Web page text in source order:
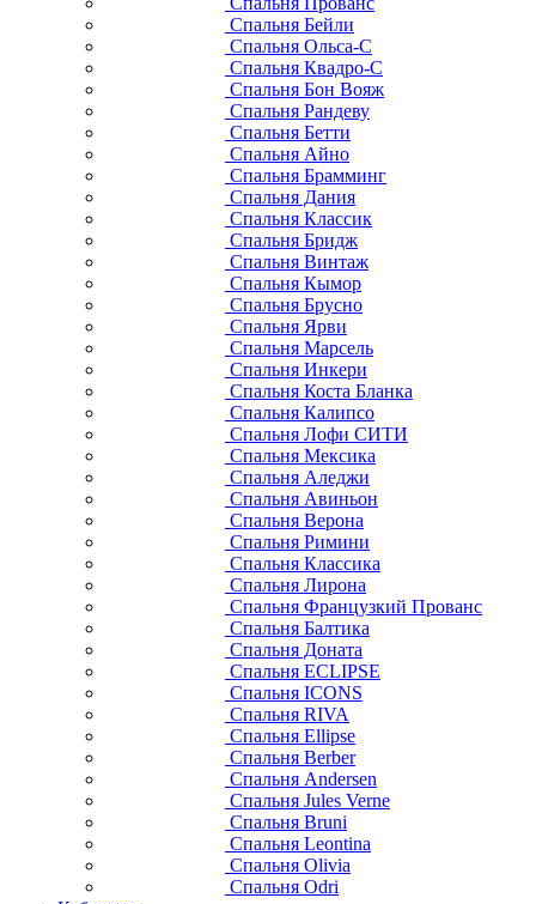
Спальня Бейли
Спальня Ольса-С
Спальня Квадро-С
Спальня Бон Вояж
Спальня Рандеву
Спальня Бетти
Спальня Айно
Спальня Брамминг
Спальня Дания
Спальня Классик
Спальня Бридж
Спальня Винтаж
Спальня Кымор
Спальня Брусно
Спальня Ярви
Спальня Марсель
Спальня Инкери
Спальня Коста Бланка
Спальня Калипсо
Спальня Лофи СИТИ
Спальня Мексика
Спальня Аледжи
Спальня Авиньон
Спальня Верона
Спальня Римини
Спальня Классика
Спальня Лирона
Спальня Французкий Прованс
Спальня Балтика
Спальня Доната
Спальня ECLIPSE
Спальня ICONS
Спальня RIVA
Спальня Ellipse
Спальня Berber
Спальня Andersen
Спальня Jules Verne
Спальня Bruni
Спальня Leontina
Спальня Olivia
Спальня Odri